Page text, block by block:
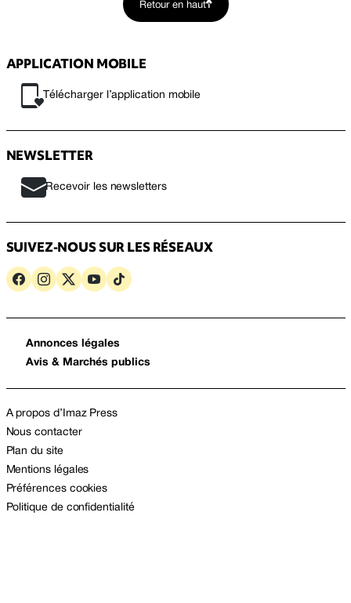
Retour en haut
APPLICATION MOBILE
Télécharger l’application mobile
NEWSLETTER
Recevoir les newsletters
SUIVEZ-NOUS SUR LES RÉSEAUX
Annonces légales
Avis & Marchés publics
A propos d’Imaz Press
Nous contacter
Plan du site
Mentions légales
Préférences cookies
Politique de confidentialité